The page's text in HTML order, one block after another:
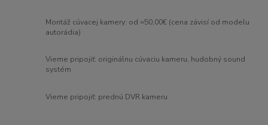
Montáž cúvacej kamery: od =50,00€ (cena závisí od modelu
autorádia)
Vieme pripojiť: originálnu cúvaciu kameru, hudobný sound
systém
Vieme pripojiť: prednú DVR kameru